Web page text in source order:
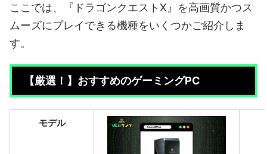
ここでは、『ドラゴンクエストX』を高画質かつス
ムーズにプレイできる機種をいくつかご紹介しま
す。
【厳選！】おすすめのゲーミングPC
モデル